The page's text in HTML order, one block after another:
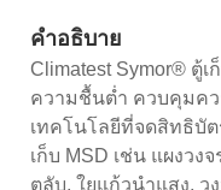
คำอธิบาย
Climatest Symor® ตู้
ความชื้นต่ำ ควบคุมค
เทคโนโลยีที่จดสิทธิบั
เก็บ MSD เช่น แผงวง
ตลับ, ใยแก้วนำแสง, ว